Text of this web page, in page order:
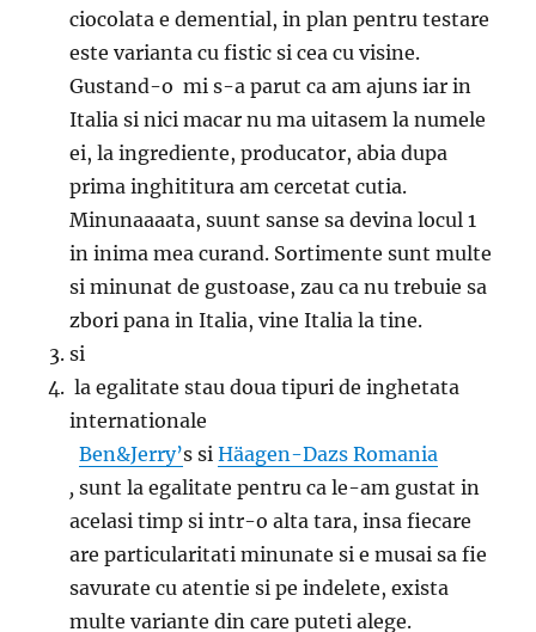
ciocolata e demential, in plan pentru testare
este varianta cu fistic si cea cu visine.
Gustand-o mi s-a parut ca am ajuns iar in
Italia si nici macar nu ma uitasem la numele
ei, la ingrediente, producator, abia dupa
prima inghititura am cercetat cutia.
Minunaaaata, suunt sanse sa devina locul 1
in inima mea curand. Sortimente sunt multe
si minunat de gustoase, zau ca nu trebuie sa
zbori pana in Italia, vine Italia la tine.
si
la egalitate stau doua tipuri de inghetata
internationale
Ben&Jerry’s siHäagen-Dazs Romania
,sunt la egalitate pentru ca le-am gustat in
acelasi timp si intr-o alta tara, insa fiecare
are particularitati minunate si e musai sa fie
savurate cu atentie si pe indelete, exista
multe variante din care puteti alege.